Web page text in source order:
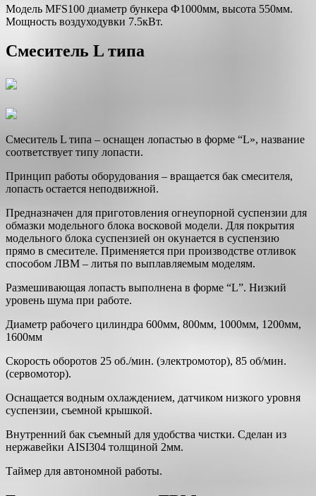
Модель MFS100 диаметр бункера Ф1000мм, высота 550мм.
Мощность воздуходувки 7.5кВт.
Смеситель L типа
Смеситель L типа – оснащен лопастью в форме “L», название
соответствует типу лопасти.
Принцип работы оборудования – вращается бак смесителя,
лопасть остается неподвижной.
Предназначен для приготовления огнеупорной суспензии для
обмазки модельного блока восковой модели. Для покрытия
модельного блока суспензией он окунается в суспензию
прямо в смесителе. Применяется при производстве отливок
способом ЛВМ – литья по выплавляемым моделям.
Размешивающая лопасть выполнена в форме “L”. Низкий
уровень шума при работе.
Диаметр рабочего цилиндра 600мм, 800мм, 1000мм, 1200мм,
1600мм
Скорость оборотов 25 об./мин. (электромотор), 85 об/мин.
(сервомотор).
Оснащается водным охлаждением, датчиком низкого уровня
суспензии, съемной крышкой.
Внутренний бак съемный для удобства чистки. Сделан из
нержавейки AISI304 толщиной 2мм.
Таймер для автономной работы.